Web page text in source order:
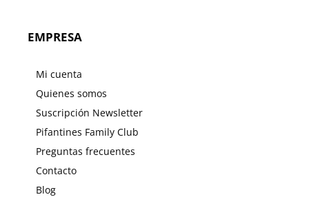
EMPRESA
Mi cuenta
Quienes somos
Suscripción Newsletter
Pifantines Family Club
Preguntas frecuentes
Contacto
Blog